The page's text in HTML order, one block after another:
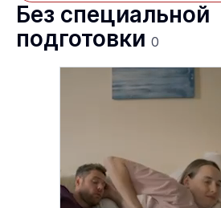
Без специальной
подготовки 0